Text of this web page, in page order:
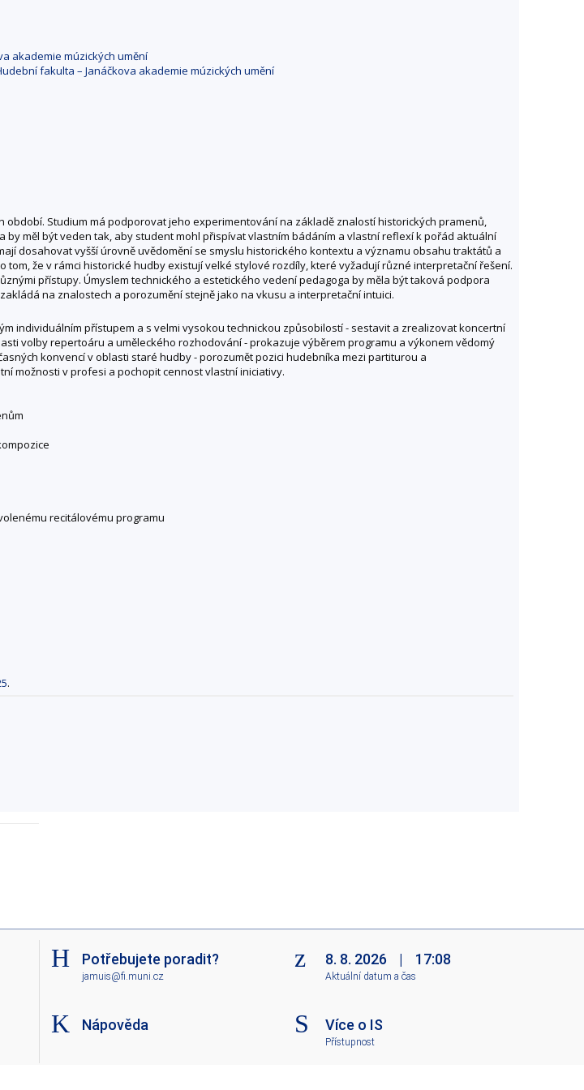
akademie múzických umění
fakulta – Janáčkova akademie múzických umění
Studium má podporovat jeho experimentování na základě znalostí historických pramenů,
měl být veden tak, aby student mohl přispívat vlastním bádáním a vlastní reflexí k pořád aktuální
dosahovat vyšší úrovně uvědomění se smyslu historického kontextu a významu obsahu traktátů a
že v rámci historické hudby existují velké stylové rozdíly, které vyžadují různé interpretační řešení.
přístupy. Úmyslem technického a estetického vedení pedagoga by měla být taková podpora
na znalostech a porozumění stejně jako na vkusu a interpretační intuici.
individuálním přístupem a s velmi vysokou technickou způsobilostí - sestavit a zrealizovat koncertní
volby repertoáru a uměleckého rozhodování - prokazuje výběrem programu a výkonem vědomý
konvencí v oblasti staré hudby - porozumět pozici hudebníka mezi partiturou a
možnosti v profesi a pochopit cennost vlastní iniciativy.
recitálovému programu
.
Potřebujete poradit?
jamuis@fi.muni.cz
Nápověda
8. 8. 2026 | 17:08
Aktuální datum a čas
Více o IS
Přístupnost